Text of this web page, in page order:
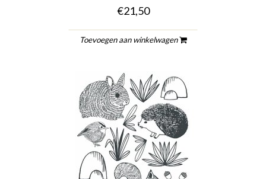
€21,50
Toevoegen aan winkelwagen